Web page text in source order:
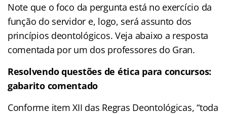
Note que o foco da pergunta está no exercício da
função do servidor e, logo, será assunto dos
princípios deontológicos. Veja abaixo a resposta
comentada por um dos professores do Gran.
Resolvendo questões de ética para concursos:
gabarito comentado
Conforme item XII das Regras Deontológicas, “toda